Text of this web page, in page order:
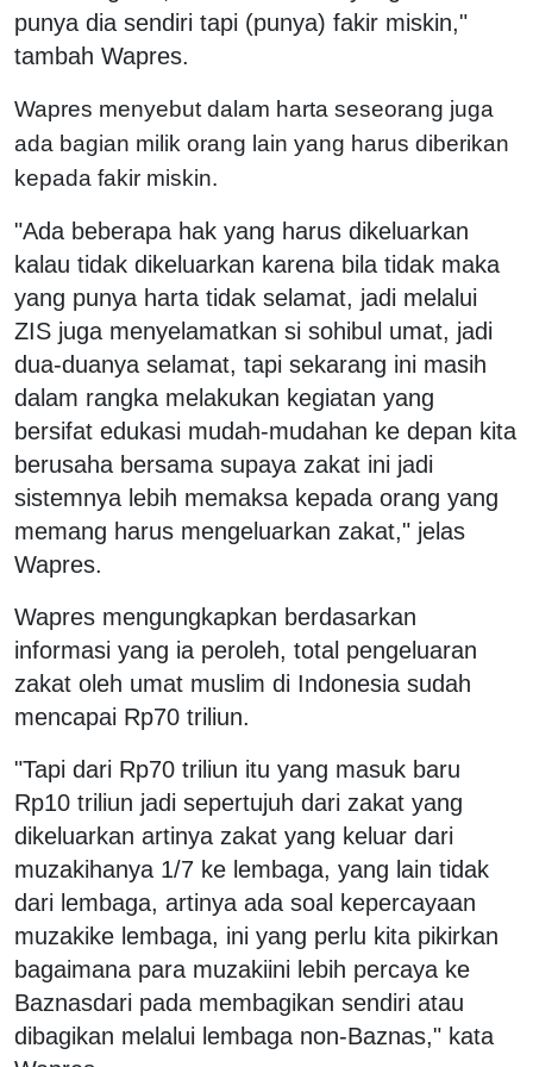
punya dia sendiri tapi (punya) fakir miskin,"
tambah Wapres.
Wapres menyebut dalam harta seseorang juga
ada bagian milik orang lain yang harus diberikan
kepada fakir miskin.
"Ada beberapa hak yang harus dikeluarkan
kalau tidak dikeluarkan karena bila tidak maka
yang punya harta tidak selamat, jadi melalui
ZIS juga menyelamatkan si sohibul umat, jadi
dua-duanya selamat, tapi sekarang ini masih
dalam rangka melakukan kegiatan yang
bersifat edukasi mudah-mudahan ke depan kita
berusaha bersama supaya zakat ini jadi
sistemnya lebih memaksa kepada orang yang
memang harus mengeluarkan zakat," jelas
Wapres.
Wapres mengungkapkan berdasarkan
informasi yang ia peroleh, total pengeluaran
zakat oleh umat muslim di Indonesia sudah
mencapai Rp70 triliun.
"Tapi dari Rp70 triliun itu yang masuk baru
Rp10 triliun jadi sepertujuh dari zakat yang
dikeluarkan artinya zakat yang keluar dari
muzakihanya 1/7 ke lembaga, yang lain tidak
dari lembaga, artinya ada soal kepercayaan
muzakike lembaga, ini yang perlu kita pikirkan
bagaimana para muzakiini lebih percaya ke
Baznasdari pada membagikan sendiri atau
dibagikan melalui lembaga non-Baznas," kata